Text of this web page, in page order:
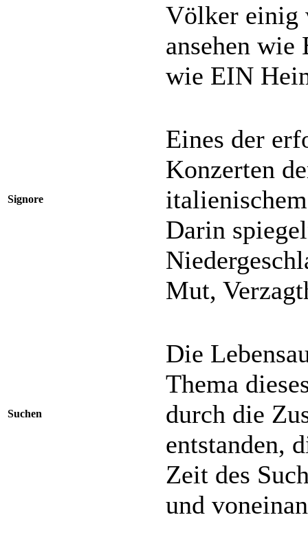
Völker einig
ansehen
wie EIN
Signore
Eines der
Konzerten
Darin
Mut,
Suchen
Die
Thema
durch die
entstanden,
Zeit des
und